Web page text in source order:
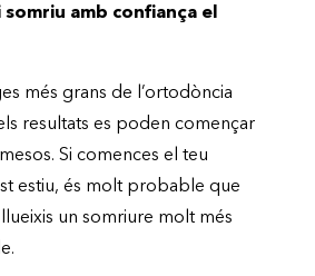
somriu amb confiança el
més grans de l’ortodòncia
resultats es poden començar
Si comences el teu
estiu, és molt probable que
un somriure molt més